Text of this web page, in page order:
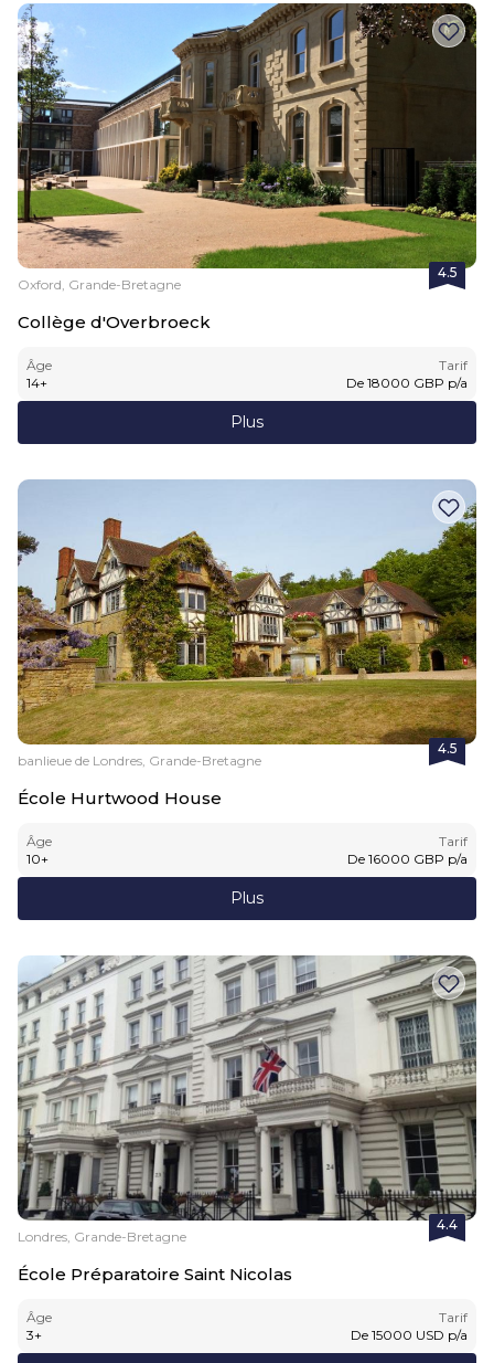
4.5
Oxford, Grande-Bretagne
Collège d'Overbroeck
Âge
14+
Tarif
De 18000 GBP p/a
Plus
4.5
banlieue de Londres, Grande-Bretagne
École Hurtwood House
Âge
10+
Tarif
De 16000 GBP p/a
Plus
4.4
Londres, Grande-Bretagne
École Préparatoire Saint Nicolas
Âge
3+
Tarif
De 15000 USD p/a